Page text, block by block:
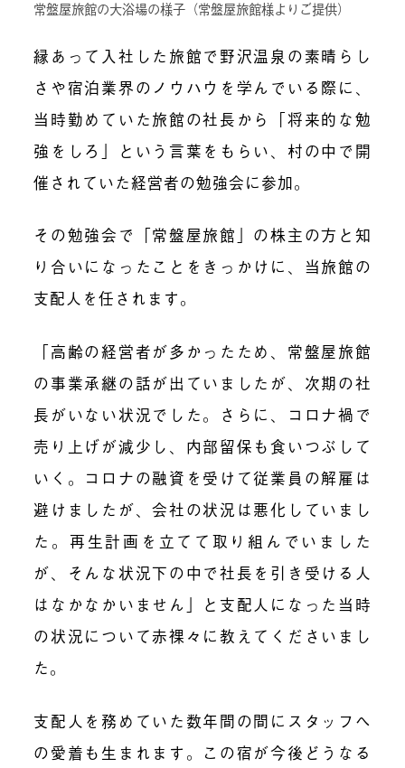
常盤屋旅館の大浴場の様子（常盤屋旅館様よりご提供）
縁あって入社した旅館で野沢温泉の素晴らし
さや宿泊業界のノウハウを学んでいる際に、
当時勤めていた旅館の社長から「将来的な勉
強をしろ」という言葉をもらい、村の中で開
催されていた経営者の勉強会に参加。
その勉強会で「常盤屋旅館」の株主の方と知
り合いになったことをきっかけに、当旅館の
支配人を任されます。
「高齢の経営者が多かったため、常盤屋旅館
の事業承継の話が出ていましたが、次期の社
長がいない状況でした。さらに、コロナ禍で
売り上げが減少し、内部留保も食いつぶして
いく。コロナの融資を受けて従業員の解雇は
避けましたが、会社の状況は悪化していまし
た。再生計画を立てて取り組んでいました
が、そんな状況下の中で社長を引き受ける人
はなかなかいません」と支配人になった当時
の状況について赤裸々に教えてくださいまし
た。
支配人を務めていた数年間の間にスタッフへ
の愛着も生まれます。この宿が今後どうなる